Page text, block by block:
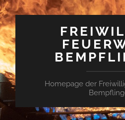
Homepage der